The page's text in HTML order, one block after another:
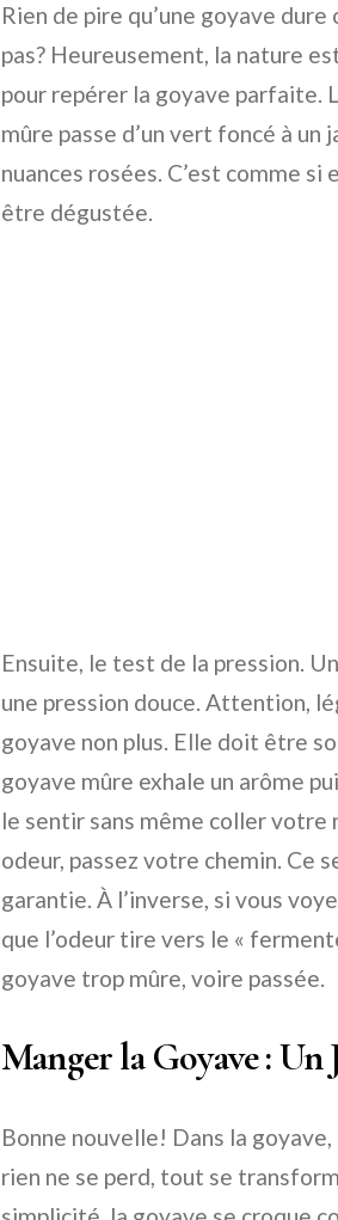
Rien de pire qu’une goyave
pas? Heureusement, la nature
pour repérer la goyave parfaite.
mûre passe d’un vert foncé à
nuances rosées. C’est comme
être dégustée.
Ensuite, le test de la pression.
une pression douce. Attention,
goyave non plus. Elle doit être
goyave mûre exhale un arôme
le sentir sans même coller votre
odeur, passez votre chemin. Ce
garantie. À l’inverse, si vous
que l’odeur tire vers le «
goyave trop mûre, voire passée.
Manger la Goyave : Un
Bonne nouvelle! Dans la
rien ne se perd, tout se